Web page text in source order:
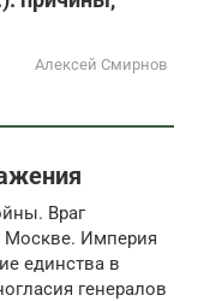
Алексей Смирнов
Враг
Москве. Империя
единства в
генералов